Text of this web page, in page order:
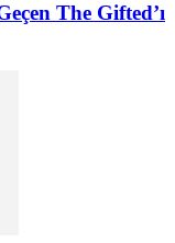
The Gifted’ı